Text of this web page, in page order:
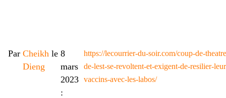
Par Cheikh
Dieng
le 8
mars
2023
:
https://lecourrier-du-soir.com/coup-de-
de-lest-se-revoltent-et-exigent-de-resilier-
vaccins-avec-les-labos/